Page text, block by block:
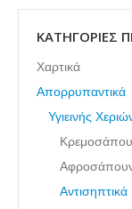
ΚΑΤΗΓΟΡΊΕΣ
Χαρτικά
Απορρυπαντικά
Υγιεινής
Αντισηπτικά